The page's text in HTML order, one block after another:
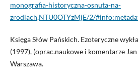
monografia-historyczna-osnuta-na-
zrodlach,NTU0OTYzMjE/2/
Księga Słów Pańskich. Ezoteryczne
(1997), (oprac.naukowe i komentarze
Warszawa.